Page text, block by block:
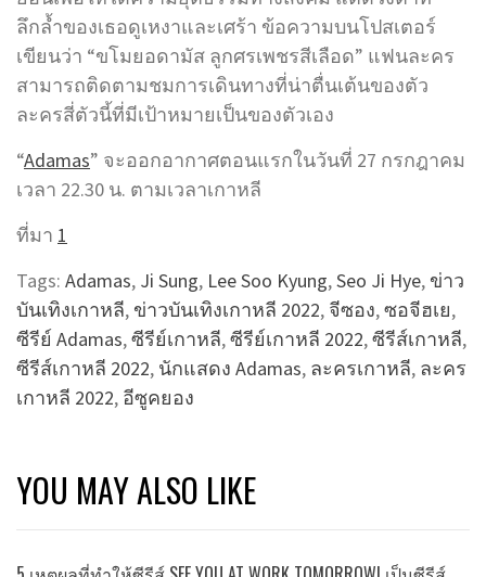
ลึกล้ำของเธอดูเหงาและเศร้า ข้อความบนโปสเตอร์
เขียนว่า “ขโมยอดามัส ลูกศรเพชรสีเลือด” แฟนละคร
สามารถติดตามชมการเดินทางที่น่าตื่นเต้นของตัว
ละครสี่ตัวนี้ที่มีเป้าหมายเป็นของตัวเอง
“Adamas” จะออกอากาศตอนแรกในวันที่ 27 กรกฎาคม
เวลา 22.30 น. ตามเวลาเกาหลี
ที่มา 1
Tags: Adamas, Ji Sung, Lee Soo Kyung,Seo Ji Hye, ข่าว
บันเทิงเกาหลี, ข่าวบันเทิงเกาหลี 2022, จีซอง,ซอจีฮเย,
ซีรีย์ Adamas,ซีรีย์เกาหลี,ซีรีย์เกาหลี 2022,ซีรีส์เกาหลี,
ซีรีส์เกาหลี 2022, นักแสดง Adamas, ละครเกาหลี, ละคร
เกาหลี 2022, อีซูคยอง
YOU MAY ALSO LIKE